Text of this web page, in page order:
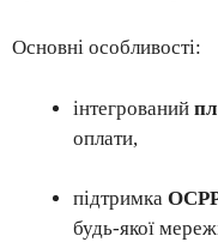
Основні особливості:
інтегрований
оплати,
підтримка
будь-якої